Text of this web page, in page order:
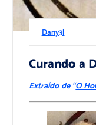
Dany3l
Curando a
Extraído de “O